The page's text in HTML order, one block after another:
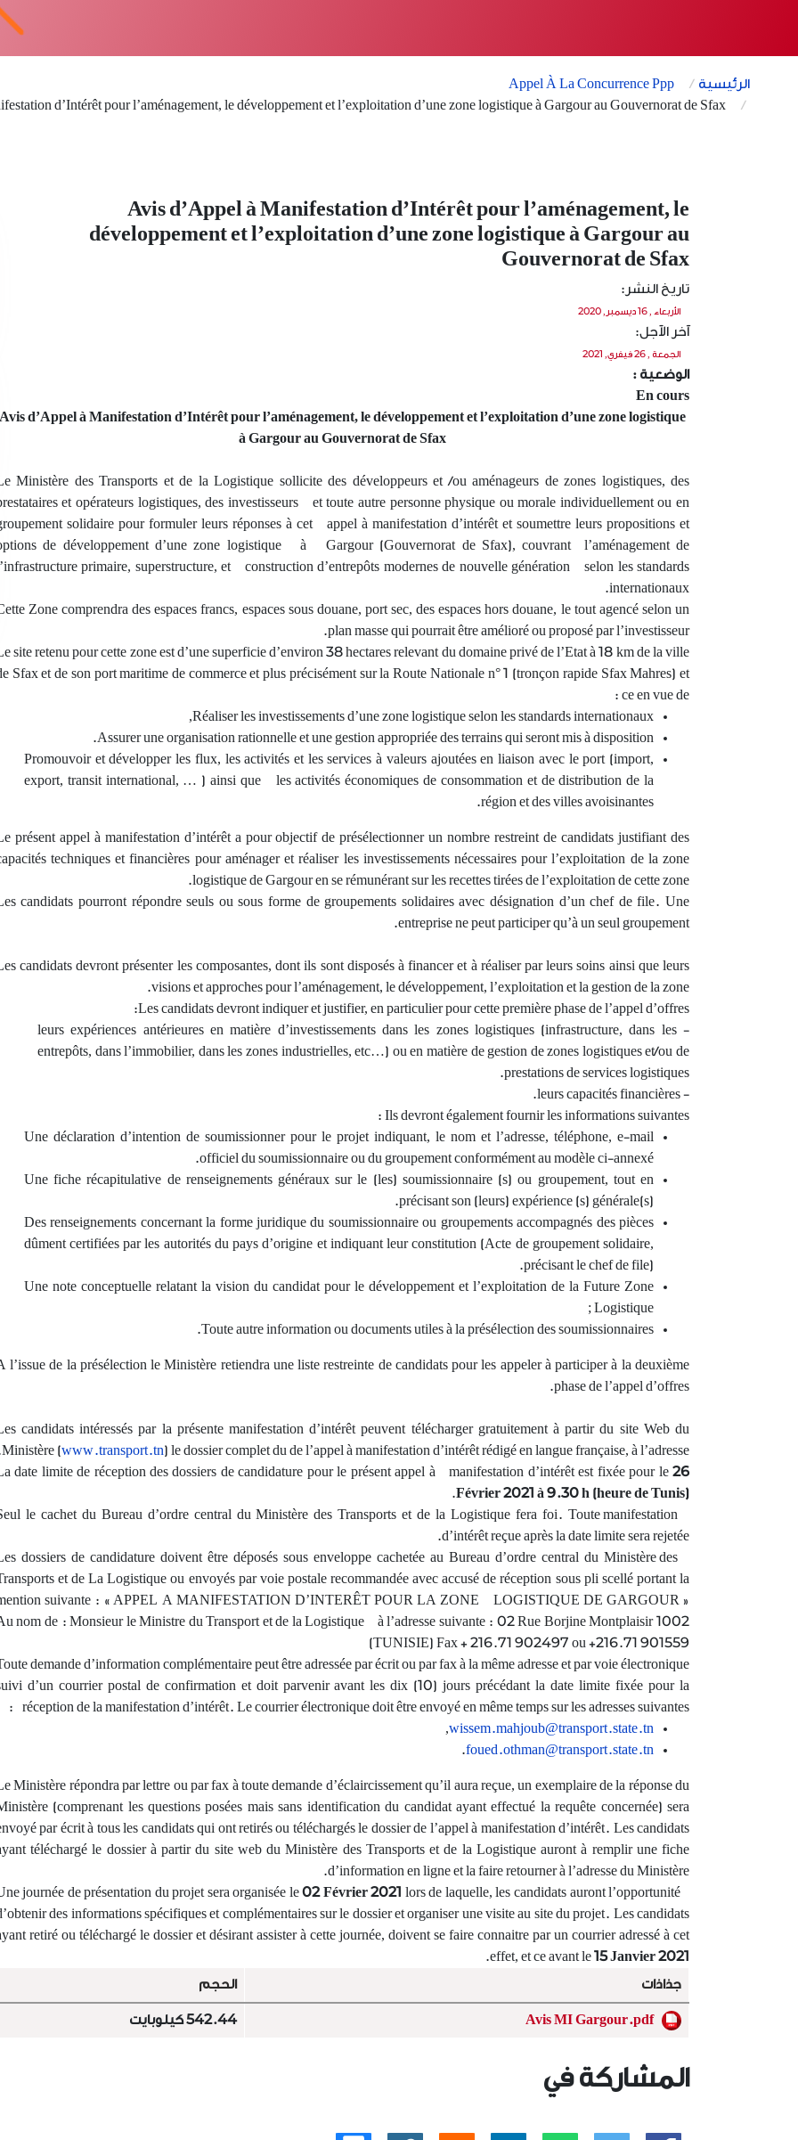
الرئيسية
Appel À La Concurrence Ppp
Avis d’Appel à Manifestation d’Intérêt pour l’aménagement, le
développement et l’exploitation d’une zone logistique à Gargour au
Gouvernorat de Sfax
تاريخ النشر:
الأربعاء , 16 ديسمبر, 2020
آخر الآجل:
الجمعة , 26 فيفري, 2021
الوضعية :
En cours
Avis d’Appel à Manifestation d’Intérêt pour l’aménagement, le développement et l’exploitation d’une zone logistique
à Gargour au Gouvernorat de Sfax
Ministère des Transports et de la Logistique sollicite des développeurs et /ou aménageurs de zones logistiques, des
et opérateurs logistiques, des investisseurs et toute autre personne physique ou morale individuellement ou en
solidaire pour formuler leurs réponses à cet appel à manifestation d’intérêt et soumettre leurs propositions et
de développement d’une zone logistique à Gargour (Gouvernorat de Sfax), couvrant l’aménagement de
primaire, superstructure, et construction d’entrepôts modernes de nouvelle génération selon les standards
internationaux.
Zone comprendra des espaces francs, espaces sous douane, port sec, des espaces hors douane, le tout agencé selon un
plan masse qui pourrait être amélioré ou proposé par l’investisseur.
site retenu pour cette zone est d’une superficie d’environ 38 hectares relevant du domaine privé de l’Etat à 18 km de la ville
Sfax et de son port maritime de commerce et plus précisément sur la Route Nationale n° 1 (tronçon rapide Sfax Mahres) et
ce en vue de :
Réaliser les investissements d’une zone logistique selon les standards internationaux,
Assurer une organisation rationnelle et une gestion appropriée des terrains qui seront mis à disposition.
Promouvoir et développer les flux, les activités et les services à valeurs ajoutées en liaison avec le port (import,
export, transit international, … ) ainsi que les activités économiques de consommation et de distribution de la
région et des villes avoisinantes.
présent appel à manifestation d’intérêt a pour objectif de présélectionner un nombre restreint de candidats justifiant des
techniques et financières pour aménager et réaliser les investissements nécessaires pour l’exploitation de la zone
logistique de Gargour en se rémunérant sur les recettes tirées de l’exploitation de cette zone.
candidats pourront répondre seuls ou sous forme de groupements solidaires avec désignation d’un chef de file. Une
entreprise ne peut participer qu’à un seul groupement.
candidats devront présenter les composantes, dont ils sont disposés à financer et à réaliser par leurs soins ainsi que leurs
visions et approches pour l’aménagement, le développement, l’exploitation et la gestion de la zone.
Les candidats devront indiquer et justifier, en particulier pour cette première phase de l’appel d’offres:
- leurs expériences antérieures en matière d’investissements dans les zones logistiques (infrastructure, dans les
entrepôts, dans l’immobilier, dans les zones industrielles, etc…) ou en matière de gestion de zones logistiques et/ou de
prestations de services logistiques.
- leurs capacités financières.
Ils devront également fournir les informations suivantes :
Une déclaration d’intention de soumissionner pour le projet indiquant, le nom et l’adresse, téléphone, e-mail
officiel du soumissionnaire ou du groupement conformément au modèle ci-annexé.
Une fiche récapitulative de renseignements généraux sur le (les) soumissionnaire (s) ou groupement, tout en
précisant son (leurs) expérience (s) générale(s).
Des renseignements concernant la forme juridique du soumissionnaire ou groupements accompagnés des pièces
dûment certifiées par les autorités du pays d’origine et indiquant leur constitution (Acte de groupement solidaire,
précisant le chef de file).
Une note conceptuelle relatant la vision du candidat pour le développement et l’exploitation de la Future Zone
Logistique ;
Toute autre information ou documents utiles à la présélection des soumissionnaires.
l’issue de la présélection le Ministère retiendra une liste restreinte de candidats pour les appeler à participer à la deuxième
phase de l’appel d’offres.
candidats intéressés par la présente manifestation d’intérêt peuvent télécharger gratuitement à partir du site Web du
Ministère (www.transport.tn) le dossier complet du de l’appel à manifestation d’intérêt rédigé en langue française, à l’adresse.
date limite de réception des dossiers de candidature pour le présent appel à manifestation d’intérêt est fixée pour le 26
Février 2021 à 9.30 h (heure de Tunis)
.
le cachet du Bureau d’ordre central du Ministère des Transports et de la Logistique fera foi. Toute manifestation
d’intérêt reçue après la date limite sera rejetée.
dossiers de candidature doivent être déposés sous enveloppe cachetée au Bureau d’ordre central du Ministère des
et de La Logistique ou envoyés par voie postale recommandée avec accusé de réception sous pli scellé portant la
suivante : « APPEL A MANIFESTATION D’INTERÊT POUR LA ZONE LOGISTIQUE DE GARGOUR »
nom de : Monsieur le Ministre du Transport et de la Logistique à l’adresse suivante : 02 Rue Borjine Montplaisir 1002
(TUNISIE) Fax + 216.71 902497 ou +216.71 901559
demande d’information complémentaire peut être adressée par écrit ou par fax à la même adresse et par voie électronique
d’un courrier postal de confirmation et doit parvenir avant les dix (10) jours précédant la date limite fixée pour la
réception de la manifestation d’intérêt. Le courrier électronique doit être envoyé en même temps sur les adresses suivantes :
wissem.mahjoub@transport.state.tn
,
foued.othman@transport.state.tn
.
Ministère répondra par lettre ou par fax à toute demande d’éclaircissement qu’il aura reçue, un exemplaire de la réponse du
(comprenant les questions posées mais sans identification du candidat ayant effectué la requête concernée) sera
par écrit à tous les candidats qui ont retirés ou téléchargés le dossier de l’appel à manifestation d’intérêt. Les candidats
téléchargé le dossier à partir du site web du Ministère des Transports et de la Logistique auront à remplir une fiche
d’information en ligne et la faire retourner à l’adresse du Ministère.
Une journée de présentation du projet sera organisée le
02 Février 2021 lors de laquelle, les candidats auront l’opportunité
des informations spécifiques et complémentaires sur le dossier et organiser une visite au site du projet. Les candidats
retiré ou téléchargé le dossier et désirant assister à cette journée, doivent se faire connaitre par un courrier adressé à cet
effet, et ce avant le15 Janvier 2021
.
جذاذات
الحجم
Avis MI Gargour.pdf 542.44 كيلوبايت
المشاركة في
Avis de pré-qualification N°C3
/2026 - Financement, réalisation
21.07.2026
التاريخ الأقصى لقبول الترشحات:
MINISTERE DU TRANSPORT
OFFICE DE LA MARINE
MARCHANDE ET…إقرأ المزيد
AVIS DE REPORT N°1 DE LA
DATE LIMITE DE RÉCEPTION
DES OFFRES RELATIF A
L’APPEL D…
التاريخ الأقصى لقبول الترشحات:
إقرأ المزيد
إعلان طلب عروض عـدد 01 /
2024لإسناد لزمات لغرض تمويل
وتصميم وإنجاز واستغلال وصيا…
17.10.2024
التاريخ الأقصى لقبول الترشحات:
17.10.2024
تعتزم وكالة مواني وتجهيزات
الصيد البحري إجراء طلب عروض
لإسناد لزمات…
إقرأ المزيد
Avis de Report d’Appel à
l’aménagement, l…
الموعد النهائي: 26.03.2021
Avis de Report d’Appel à Manifestation
d’Intérêt pour l’aménagement, le…
Lancement de trois (03) Appels
d’Offres relatifs aux différentes
assis…
تاريخ النشر:
20.06.2022
الموعد النهائي: 07.08.2022
Nous vous informons que vous
pouvez les consulter en suivant le…
إعلان عام للترشح عدد 001 /
2020 في إطار الشراكة بين القطاع
العام والق…
تاريخ النشر:
19.10.2020
الموعد النهائي: 08.12.2020
إطار الشراكة بين القطاع العام والقطاع
إقرأ المزيد